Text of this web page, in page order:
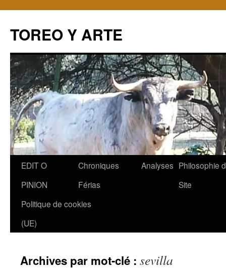
TOREO Y ARTE
Aller
contenu
EDIT O
PINION
Chroniques
Férias
Analyses Philosophie
Site
Politique de cookies
(UE)
Archives par mot-clé : sevilla